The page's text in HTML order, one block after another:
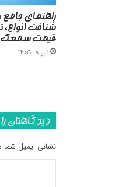
راهنمای
شناخت انواع،
قیمت سمعک در
تیر 8, 1405
دیدگاهتان
نشانی ایمیل